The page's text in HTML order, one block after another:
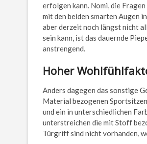
erfolgen kann. Nomi, die
mit den beiden smarten Augen
aber derzeit noch längst nicht
sein kann, ist das dauernde
anstrengend.
Hoher
Anders dagegen das sonstige
Material bezogenen
und ein in unterschiedlichen
unterstreichen die mit Stoff
Türgriff sind nicht vorhanden,